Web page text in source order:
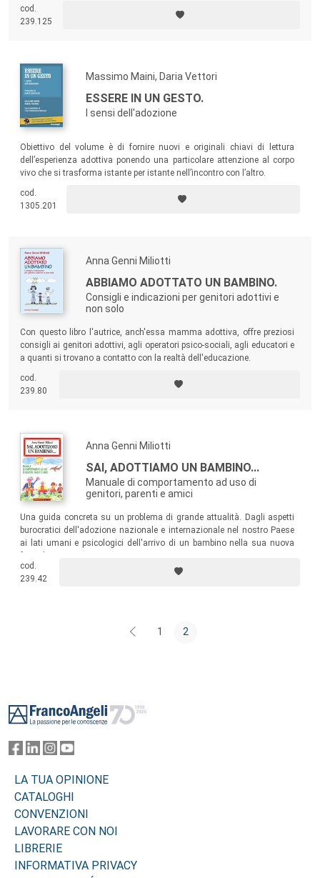
di integrare quel pezzo di vita doloroso trascorso tra istituzioni
nazionali o internazionali.
cod.
239.125
Massimo Maini, Daria Vettori
ESSERE IN UN GESTO.
I sensi dell'adozione
Obiettivo del volume è di fornire nuovi e originali chiavi di lettura
dell’esperienza adottiva ponendo una particolare attenzione al corpo
vivo che si trasforma istante per istante nell’incontro con l’altro.
cod.
1305.201
Anna Genni Miliotti
ABBIAMO ADOTTATO UN BAMBINO.
Consigli e indicazioni per genitori adottivi e
non solo
Con questo libro l'autrice, anch'essa mamma adottiva, offre preziosi
consigli ai genitori adottivi, agli operatori psico-sociali, agli educatori e
a quanti si trovano a contatto con la realtà dell'educazione.
cod.
239.80
Anna Genni Miliotti
SAI, ADOTTIAMO UN BAMBINO...
Manuale di comportamento ad uso di
genitori, parenti e amici
Una guida concreta su un problema di grande attualità. Dagli aspetti
burocratici dell'adozione nazionale e internazionale nel nostro Paese
ai lati umani e psicologici dell'arrivo di un bambino nella sua nuova
cod.
239.42
1 2
LA TUA OPINIONE
CATALOGHI
CONVENZIONI
LAVORARE CON NOI
LIBRERIE
INFORMATIVA PRIVACY